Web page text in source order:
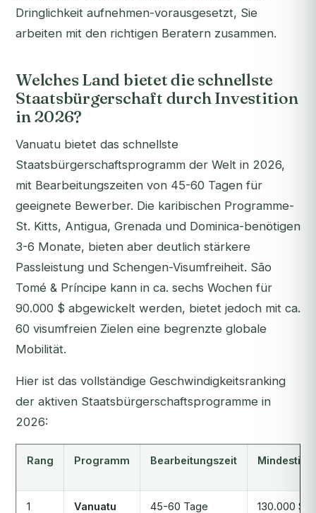
Dringlichkeit aufnehmen-vorausgesetzt, Sie
arbeiten mit den richtigen Beratern zusammen.
Welches Land bietet die schnellste
Staatsbürgerschaft durch Investition
in 2026?
Vanuatu bietet das schnellste
Staatsbürgerschaftsprogramm der Welt in 2026,
mit Bearbeitungszeiten von 45-60 Tagen für
geeignete Bewerber. Die karibischen Programme-
St. Kitts, Antigua, Grenada und Dominica-benötigen
3-6 Monate, bieten aber deutlich stärkere
Passleistung und Schengen-Visumfreiheit. São
Tomé & Príncipe kann in ca. sechs Wochen für
90.000 $ abgewickelt werden, bietet jedoch mit ca.
60 visumfreien Zielen eine begrenzte globale
Mobilität.
Hier ist das vollständige Geschwindigkeitsranking
der aktiven Staatsbürgerschaftsprogramme in
2026:
Rang Programm Bearbeitungszeit
1 Vanuatu 45-60 Tage 130.000 $